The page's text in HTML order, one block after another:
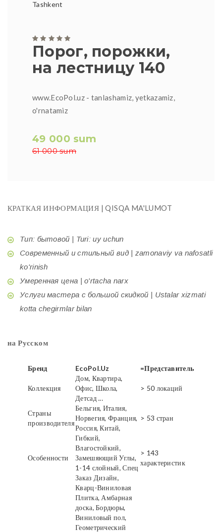
Порог, порожки,
на лестницу 140
www.EcoPol.uz - tanlashamiz, yetkazamiz,
o'rnatamiz
49 000 sum
61 000 sum
КРАТКАЯ ИНФОРМАЦИЯ | QISQA MA'LUMOT
Тип: бытовой | Turi: uy uchun
Современный и стильный вид | zamonaviy va nafosatli
ko'rinish
Умеренная цена | o'rtacha narx
Услуги мастера с большой скидкой | Ustalar xizmati
kotta chegirmlar bilan
на Русском
Бренд EcoPol.Uz =Представитель
Коллекция
Дом, Квартира,
Офис, Школа,
Детсад ...
> 50 локаций
Страны
производителя
Бельгия, Италия,
Норвегия, Франция,
Россия, Китай,
> 53 стран
Особенности
Гибкий,
Влагостойкий,
Замешяющий Углы,
1-14 слойный, Спец
Заказ Дизайн,
> 143
характеристик
Кварц-Виниловая
Плитка, Амбарная
доска, Бордюры,
Виниловый пол,
Геометрический